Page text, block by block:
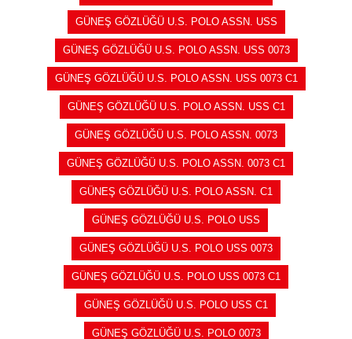
GÜNEŞ GÖZLÜĞÜ U.S. POLO ASSN. USS
GÜNEŞ GÖZLÜĞÜ U.S. POLO ASSN. USS 0073
GÜNEŞ GÖZLÜĞÜ U.S. POLO ASSN. USS 0073 C1
GÜNEŞ GÖZLÜĞÜ U.S. POLO ASSN. USS C1
GÜNEŞ GÖZLÜĞÜ U.S. POLO ASSN. 0073
GÜNEŞ GÖZLÜĞÜ U.S. POLO ASSN. 0073 C1
GÜNEŞ GÖZLÜĞÜ U.S. POLO ASSN. C1
GÜNEŞ GÖZLÜĞÜ U.S. POLO USS
GÜNEŞ GÖZLÜĞÜ U.S. POLO USS 0073
GÜNEŞ GÖZLÜĞÜ U.S. POLO USS 0073 C1
GÜNEŞ GÖZLÜĞÜ U.S. POLO USS C1
GÜNEŞ GÖZLÜĞÜ U.S. POLO 0073